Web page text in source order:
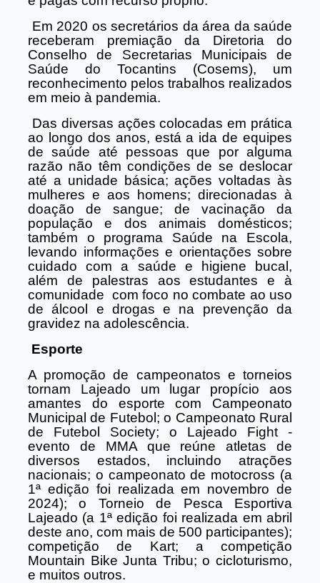
Em 2020 os secretários da área da saúde
receberam premiação da Diretoria do
Conselho de Secretarias Municipais de
Saúde do Tocantins (Cosems), um
reconhecimento pelos trabalhos realizados
em meio à pandemia.
Das diversas ações colocadas em prática
ao longo dos anos, está a ida de equipes
de saúde até pessoas que por alguma
razão não têm condições de se deslocar
até a unidade básica; ações voltadas às
mulheres e aos homens; direcionadas à
doação de sangue; de vacinação da
população e dos animais domésticos;
também o programa Saúde na Escola,
levando informações e orientações sobre
cuidado com a saúde e higiene bucal,
além de palestras aos estudantes e à
comunidade com foco no combate ao uso
de álcool e drogas e na prevenção da
gravidez na adolescência.
Esporte
A promoção de campeonatos e torneios
tornam Lajeado um lugar propício aos
amantes do esporte com Campeonato
Municipal de Futebol; o Campeonato Rural
de Futebol Society; o Lajeado Fight -
evento de MMA que reúne atletas de
diversos estados, incluindo atrações
nacionais; o campeonato de motocross (a
1ª edição foi realizada em novembro de
2024); o Torneio de Pesca Esportiva
Lajeado (a 1ª edição foi realizada em abril
deste ano, com mais de 500 participantes);
competição de Kart; a competição
Mountain Bike Junta Tribu; o cicloturismo,
e muitos outros.